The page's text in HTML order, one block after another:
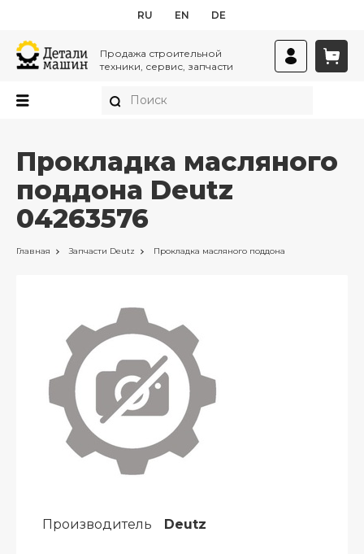
RU EN DE
Продажа строительной
техники, сервис, запчасти
Прокладка масляного
поддона Deutz
04263576
Главная Запчасти Deutz Прокладка масляного поддона
Производитель Deutz